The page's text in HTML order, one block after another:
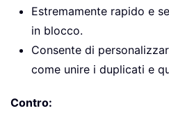
Estremamente rapido e
in blocco.
Consente di
come unire i duplicati e
Contro: